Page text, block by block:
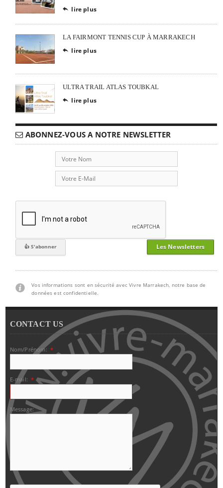
 lire plus
LA FAIRMONT TENNIS CUP À MARRAKECH
 lire plus
ULTRA TRAIL ATLAS TOUBKAL
 lire plus
ABONNEZ-VOUS A NOTRE NEWSLETTER
Les Newsletters
Vos informations sont en sécurité avec Vivre Marrakech, notre base de
données est confidentielle.
CONTACT US
Nom/Prénom: *
E-mail: *
Message: